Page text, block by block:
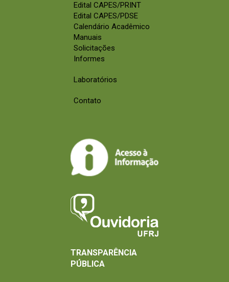
Edital CAPES/PRINT
Edital CAPES/PDSE
Calendário Acadêmico
Manuais
Solicitações
Informes
Laboratórios
Contato
TRANSPARÊNCIA
PÚBLICA